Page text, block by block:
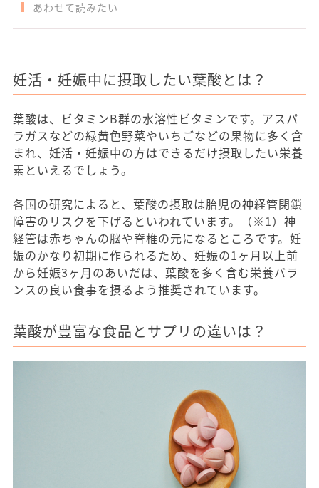
あわせて読みたい
妊活・妊娠中に摂取したい葉酸とは？
葉酸は、ビタミンB群の水溶性ビタミンです。アスパ
ラガスなどの緑黄色野菜やいちごなどの果物に多く含
まれ、妊活・妊娠中の方はできるだけ摂取したい栄養
素といえるでしょう。
各国の研究によると、葉酸の摂取は胎児の神経管閉鎖
障害のリスクを下げるといわれています。（※1）神
経管は赤ちゃんの脳や脊椎の元になるところです。妊
娠のかなり初期に作られるため、妊娠の1ヶ月以上前
から妊娠3ヶ月のあいだは、葉酸を多く含む栄養バラ
ンスの良い食事を摂るよう推奨されています。
葉酸が豊富な食品とサプリの違いは？